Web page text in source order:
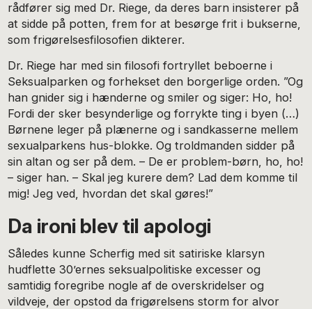
rådfører sig med Dr. Riege, da deres barn insisterer på
at sidde på potten, frem for at besørge frit i bukserne,
som frigørelsesfilosofien dikterer.
Dr. Riege har med sin filosofi fortryllet beboerne i
Seksualparken og forhekset den borgerlige orden. ”Og
han gnider sig i hænderne og smiler og siger: Ho, ho!
Fordi der sker besynderlige og forrykte ting i byen (…)
Børnene leger på plænerne og i sandkasserne mellem
sexualparkens hus-blokke. Og troldmanden sidder på
sin altan og ser på dem. – De er problem-børn, ho, ho!
– siger han. – Skal jeg kurere dem? Lad dem komme til
mig! Jeg ved, hvordan det skal gøres!”
Da ironi blev til apologi
Således kunne Scherfig med sit satiriske klarsyn
hudflette 30’ernes seksualpolitiske excesser og
samtidig foregribe nogle af de overskridelser og
vildveje, der opstod da frigørelsens storm for alvor